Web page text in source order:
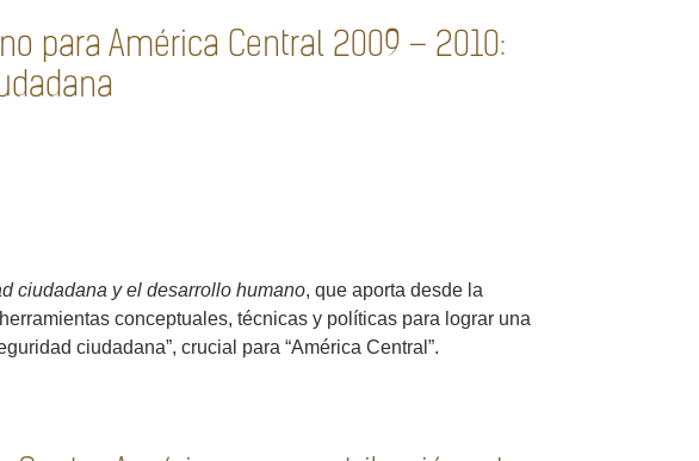
para América Central 2009 – 2010:
ciudadana y el desarrollo humano, que aporta desde la
conceptuales, técnicas y políticas para lograr una
ciudadana”, crucial para “América Central”.